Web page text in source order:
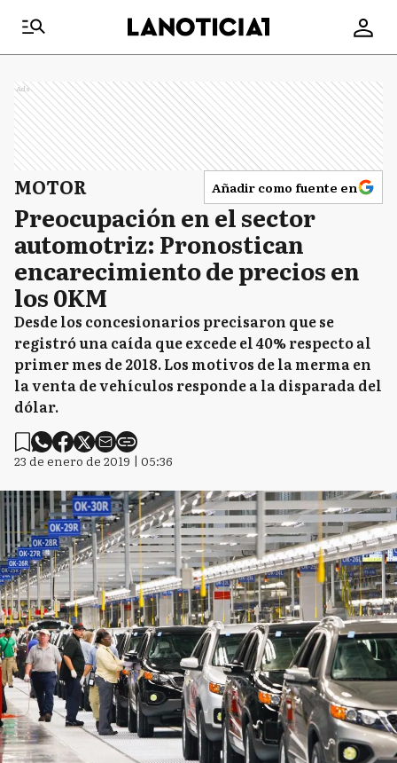
Ads
MOTOR Añadir como fuente en
Preocupación en el sector
automotriz: Pronostican
encarecimiento de precios en
los 0KM
Desde los concesionarios precisaron que se
registró una caída que excede el 40% respecto al
primer mes de 2018. Los motivos de la merma en
la venta de vehículos responde a la disparada del
dólar.
23 de enero de 2019 | 05:36